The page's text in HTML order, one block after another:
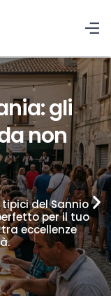
gli
non
del Sannio
per il tuo
eccellenze